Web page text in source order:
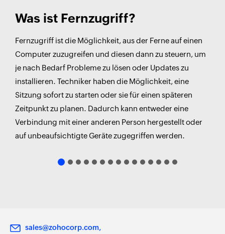
Was ist Fernzugriff?
Fernzugriff ist die Möglichkeit, aus der Ferne auf einen
Computer zuzugreifen und diesen dann zu steuern, um
je nach Bedarf Probleme zu lösen oder Updates zu
installieren. Techniker haben die Möglichkeit, eine
Sitzung sofort zu starten oder sie für einen späteren
Zeitpunkt zu planen. Dadurch kann entweder eine
Verbindung mit einer anderen Person hergestellt oder
auf unbeaufsichtigte Geräte zugegriffen werden.
Virtual Private Network (VPN)
Remote Desktop Protocol (RDP)
Software/Tools für den Fernzugriff
Webbasierter Fernzugriff
IT-Support:
Remote-Zusammenarbeit:
assist.zoho.com
Start now
assist.zoho.com
Start now
sales@zohocorp.com